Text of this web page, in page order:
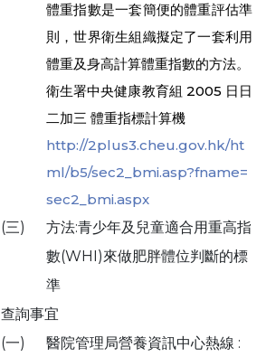
體重指數是一套簡便的體重評估準
則，世界衛生組織擬定了一套利用
體重及身高計算體重指數的方法。
衛生署中央健康教育組 2005 日日
二加三 體重指標計算機
http://2plus3.cheu.gov.hk/ht
ml/b5/sec2_bmi.asp?fname=
sec2_bmi.aspx
(三)
方法:青少年及兒童適合用重高指
數(WHI)來做肥胖體位判斷的標
準
查詢事宜
(一)
醫院管理局營養資訊中心熱線 :